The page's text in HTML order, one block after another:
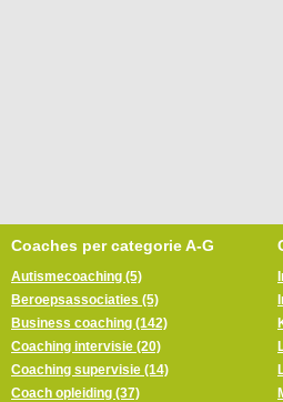
Coaches per categorie A-G
Autismecoaching (5)
Beroepsassociaties (5)
Business coaching (142)
Coaching intervisie (20)
Coaching supervisie (14)
Coach opleiding (37)